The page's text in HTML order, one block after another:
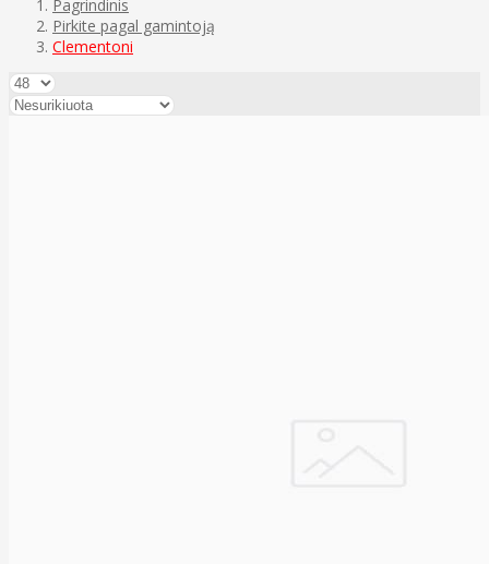
Pagrindinis
Pirkite pagal gamintoją
Clementoni